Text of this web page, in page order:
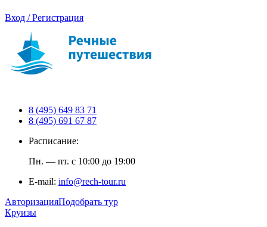
Вход / Регистрация
8 (495) 649 83 71
8 (495) 691 67 87
Расписание:
Пн. — пт. с 10:00 до 19:00
E-mail: info@rech-tour.ru
АвторизацияПодобрать тур
Круизы